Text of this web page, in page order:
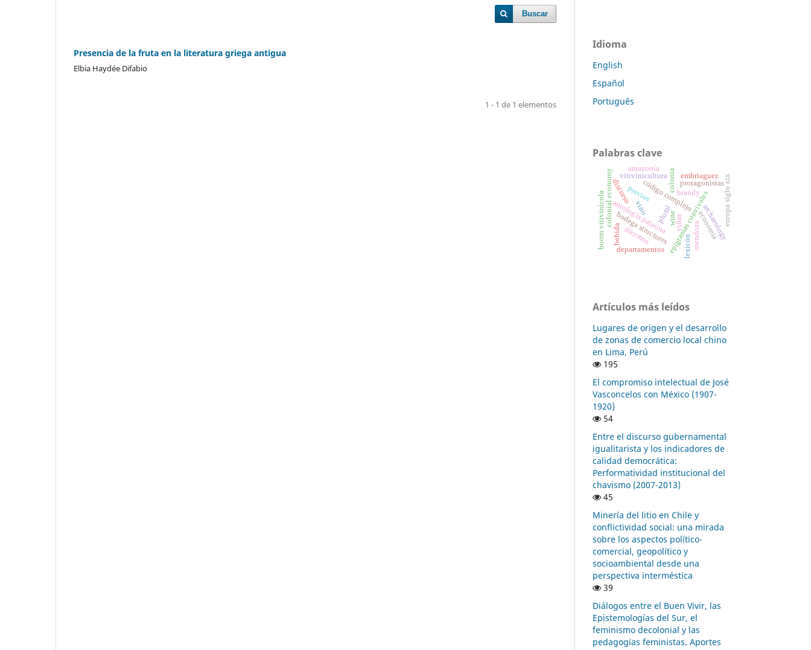
Buscar
Presencia de la fruta en la literatura griega antigua
Elbia Haydée Difabio
1 - 1 de 1 elementos
Idioma
English
Español
Português
Palabras clave
epigramas convivales
antología palatina
vinocódigo complejo
pluralwine
brandy
bodega structures
colonial economy archaeology
colonia
precios
economía
vitivinicultura
diezmos
boom vitivinícola mendoza
departamentos
protagonistaseuropa siglo xix
viñas
discurso
lexicón
bebida
embriaguez
amazonía
Artículos más leídos
Lugares de origen y el desarrollo
de zonas de comercio local chino
en Lima, Perú
195
El compromiso intelectual de José
Vasconcelos con México (1907-
1920)
54
Entre el discurso gubernamental
igualitarista y los indicadores de
calidad democrática:
Performatividad institucional del
chavismo (2007-2013)
45
Minería del litio en Chile y
conflictividad social: una mirada
sobre los aspectos político-
comercial, geopolítico y
socioambiental desde una
perspectiva interméstica
39
Diálogos entre el Buen Vivir, las
Epistemologías del Sur, el
feminismo decolonial y las
pedagogías feministas. Aportes